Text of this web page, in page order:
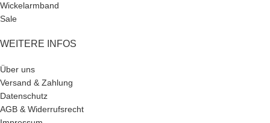
Wickelarmband
Sale
WEITERE INFOS
Über uns
Versand & Zahlung
Datenschutz
AGB & Widerrufsrecht